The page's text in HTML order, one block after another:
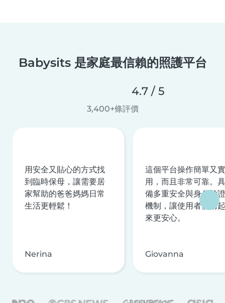
Babysits 是家庭最信賴的照護平台
4.7 / 5
3,400+條評價
用安全又貼心的方式找
到臨時保母，讓需要居
家幫助的爸爸媽媽日常
生活更輕鬆！
Nerina
這個平台操作簡單又實
用，而且非常可靠。具
備多重安全與身分驗證
機制，讓使用者使用起
來更安心。
Giovanna